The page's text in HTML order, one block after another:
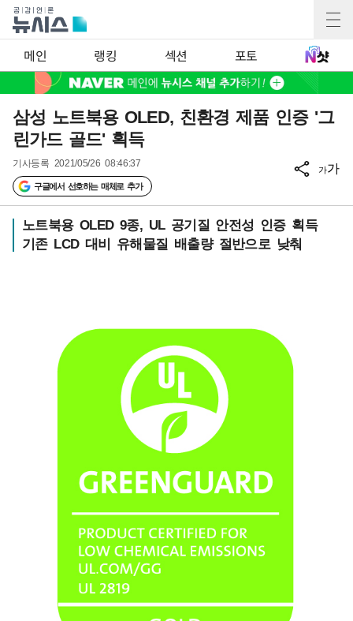
메인 랭킹 섹션 포토
삼성 노트북용 OLED, 친환경 제품 인증 '그
린가드 골드' 획득
기사등록 2021/05/26 08:46:37
구글에서 선호하는 매체로 추가
가가
노트북용 OLED 9종, UL 공기질 안전성 인증 획득
기존 LCD 대비 유해물질 배출량 절반으로 낮춰